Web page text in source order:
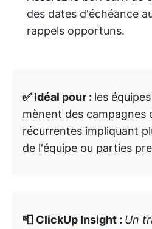
des dates d'échéance
rappels opportuns.
✅ Idéal pour : les
mènent des campagnes
récurrentes impliquant
de l'équipe ou parties
📮 ClickUp Insight : Un